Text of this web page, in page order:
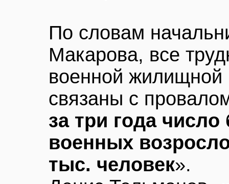
По словам
Макарова, все
военной
связаны с
за три года
военных
тыс. человек».